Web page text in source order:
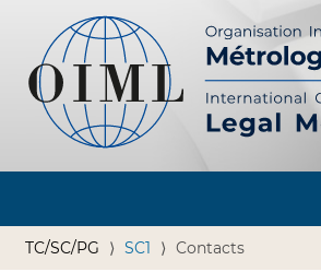
TC/SC/PG SC1 Contacts